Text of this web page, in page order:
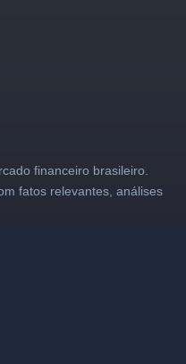
financeiro brasileiro.
fatos relevantes, análises